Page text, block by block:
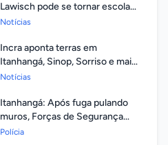
Lawisch pode se tornar escola
cívico-militar
Notícias
Incra aponta terras em
Itanhangá, Sinop, Sorriso e mais
14 entre as com maior
Notícias
Itanhangá: Após fuga pulando
muros, Forças de Segurança
prendem homem com mandato
Polícia